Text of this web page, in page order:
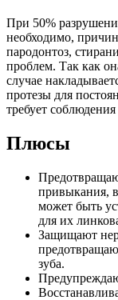
При 50%
необходимо,
пародонтоз,
проблем. Так как
случае
протезы для
требует
Плюсы
привыкания,
может быть
для их
Защищают
зуба.